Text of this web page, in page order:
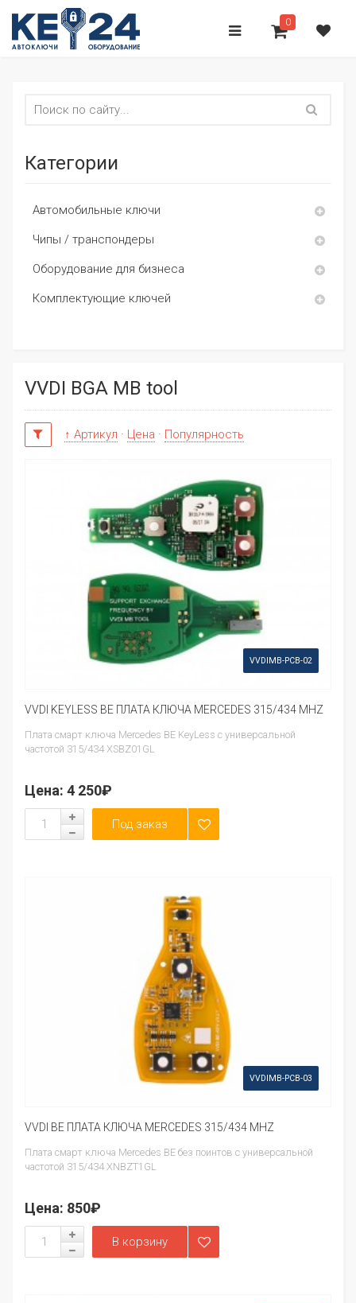
0
Категории
Автомобильные ключи
Чипы / транспондеры
Оборудование для бизнеса
Комплектующие ключей
VVDI BGA MB tool
↑ Артикул · Цена · Популярность
VVDIMB-PCB-02
VVDI KEYLESS BE ПЛАТА КЛЮЧА MERCEDES 315/434 MHZ
Плата смарт ключа Mercedes BE KeyLess с универсальной
частотой 315/434 XSBZ01GL
Цена: 4 250₽
VVDIMB-PCB-03
VVDI BE ПЛАТА КЛЮЧА MERCEDES 315/434 MHZ
Плата смарт ключа Mercedes BE без поинтов с универсальной
частотой 315/434 XNBZT1GL
Цена: 850₽